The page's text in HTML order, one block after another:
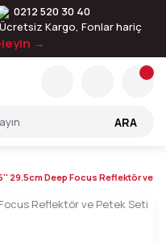
0212 520 30 40
Kargo, Fonlar hariç
→
ARA
29.5cm Deep Focus Reflektör ve